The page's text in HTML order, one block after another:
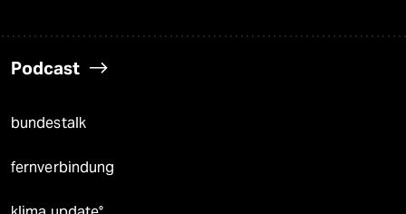
Podcast
bundestalk
fernverbindung